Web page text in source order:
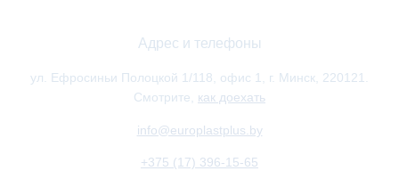
Адрес и телефоны
ул. Ефросиньи Полоцкой 1/118, офис 1, г. Минск, 220121.
Смотрите, как доехать
info@europlastplus.by
+375 (17) 396-15-65